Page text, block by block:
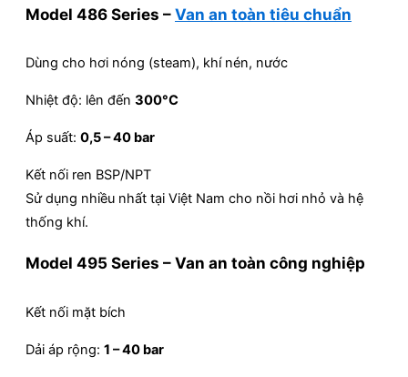
Model 486 Series –Van an toàn tiêu chuẩn
Dùng cho hơi nóng (steam), khí nén, nước
Nhiệt độ: lên đến 300°C
Áp suất: 0,5 – 40 bar
Kết nối ren BSP/NPT
Sử dụng nhiều nhất tại Việt Nam cho nồi hơi nhỏ và hệ
thống khí.
Model 495 Series – Van an toàn công nghiệp
Kết nối mặt bích
Dải áp rộng: 1 – 40 bar